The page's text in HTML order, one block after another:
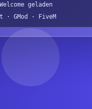
geladen
· GMod · FiveM